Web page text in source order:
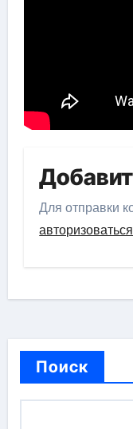
Для отправки
авторизоваться
Поиск